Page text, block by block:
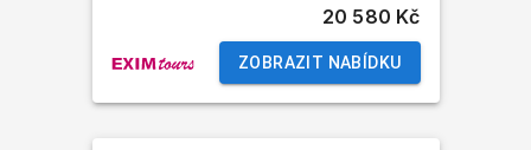
20 580 Kč
ZOBRAZIT NABÍDKU